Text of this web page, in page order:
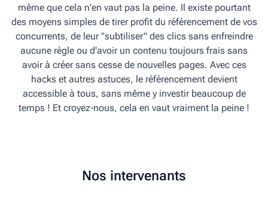
même que cela n'en vaut pas la peine. Il existe pourtant
des moyens simples de tirer profit du référencement de vos
concurrents, de leur "subtiliser" des clics sans enfreindre
aucune règle ou d'avoir un contenu toujours frais sans
avoir à créer sans cesse de nouvelles pages. Avec ces
hacks et autres astuces, le référencement devient
accessible à tous, sans même y investir beaucoup de
temps ! Et croyez‑nous, cela en vaut vraiment la peine !
Nos intervenants